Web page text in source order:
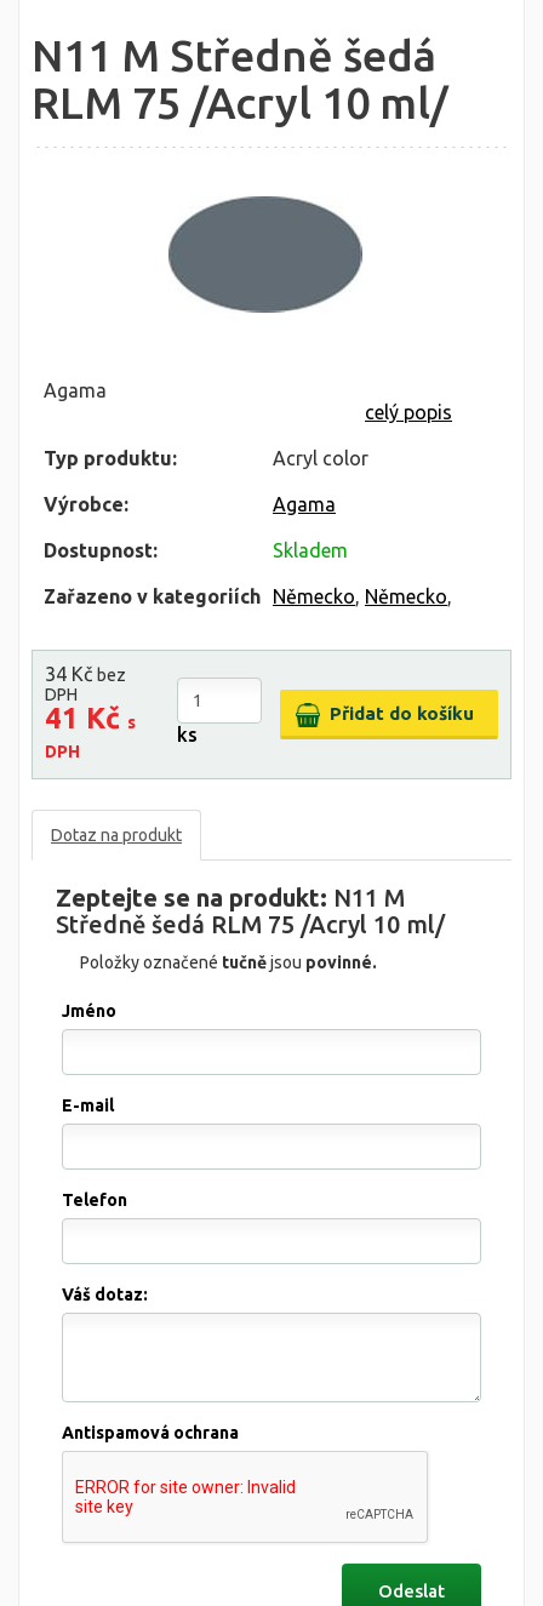
N11 M Středně šedá
RLM 75 /Acryl 10 ml/
Agama
celý popis
Typ produktu: Acryl color
Výrobce: Agama
Dostupnost: Skladem
Zařazeno v kategoriích Německo, Německo,
34 Kč bez
DPH
41 Kč s
DPH
ks
Dotaz na produkt
Zeptejte se na produkt: N11 M
Středně šedá RLM 75 /Acryl 10 ml/
Položky označené tučnějsou povinné.
Jméno
E-mail
Telefon
Váš dotaz:
Antispamová ochrana